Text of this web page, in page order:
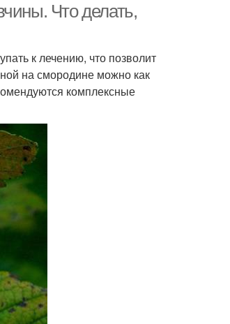
Что делать,
к лечению, что позволит
на смородине можно как
комплексные